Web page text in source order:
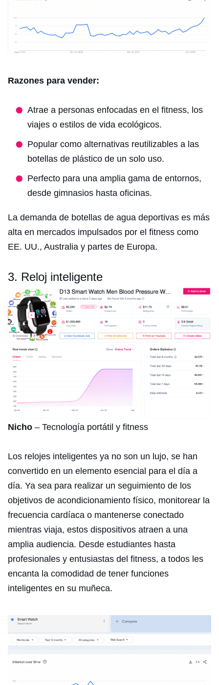
Razones para vender:
Atrae a personas enfocadas en el fitness, los
viajes o estilos de vida ecológicos.
Popular como alternativas reutilizables a las
botellas de plástico de un solo uso.
Perfecto para una amplia gama de entornos,
desde gimnasios hasta oficinas.
La demanda de botellas de agua deportivas es más
alta en mercados impulsados por el fitness como
EE. UU., Australia y partes de Europa.
3. Reloj inteligente
Nicho – Tecnología portátil y fitness
Los relojes inteligentes ya no son un lujo, se han
convertido en un elemento esencial para el día a
día. Ya sea para realizar un seguimiento de los
objetivos de acondicionamiento físico, monitorear la
frecuencia cardíaca o mantenerse conectado
mientras viaja, estos dispositivos atraen a una
amplia audiencia. Desde estudiantes hasta
profesionales y entusiastas del fitness, a todos les
encanta la comodidad de tener funciones
inteligentes en su muñeca.